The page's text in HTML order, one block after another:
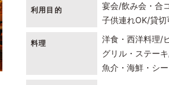
利用目的 宴会 飲み会・合
子供連れOK 貸切
料理 洋食・西洋料理
グリル・ステーキ
魚介・海鮮・シ